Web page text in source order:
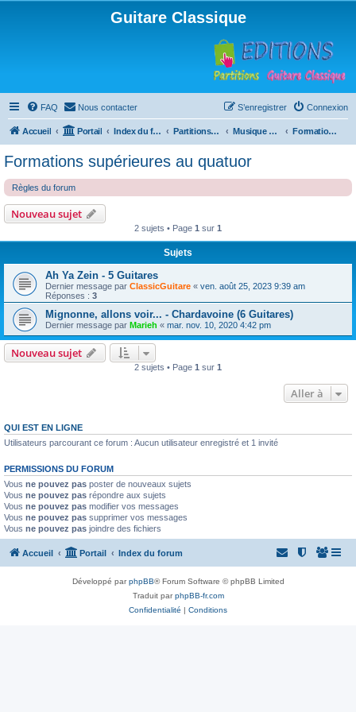
Guitare Classique
FAQ Nous contacter Connexion
S’enregistrer
Accueil Portail Index du forum Partitions pour guitare en libre téléchargement Musique d'ensemble Formations supérieures au quatuor
Formations supérieures au quatuor
Règles du forum
Nouveau sujet
2 sujets • Page 1 sur 1
Sujets
Ah Ya Zein - 5 Guitares
Dernier message par ClassicGuitare « ven. août 25, 2023 9:39 am
Réponses : 3
Mignonne, allons voir... - Chardavoine (6 Guitares)
Dernier message par Marieh « mar. nov. 10, 2020 4:42 pm
Nouveau sujet
2 sujets • Page 1 sur 1
Aller à
QUI EST EN LIGNE
Utilisateurs parcourant ce forum : Aucun utilisateur enregistré et 1 invité
PERMISSIONS DU FORUM
Vous ne pouvez pas poster de nouveaux sujets
Vous ne pouvez pas répondre aux sujets
Vous ne pouvez pas modifier vos messages
Vous ne pouvez pas supprimer vos messages
Vous ne pouvez pas joindre des fichiers
Accueil Portail Index du forum
Développé parphpBB® Forum Software © phpBB Limited
Traduit parphpBB-fr.com
Confidentialité | Conditions